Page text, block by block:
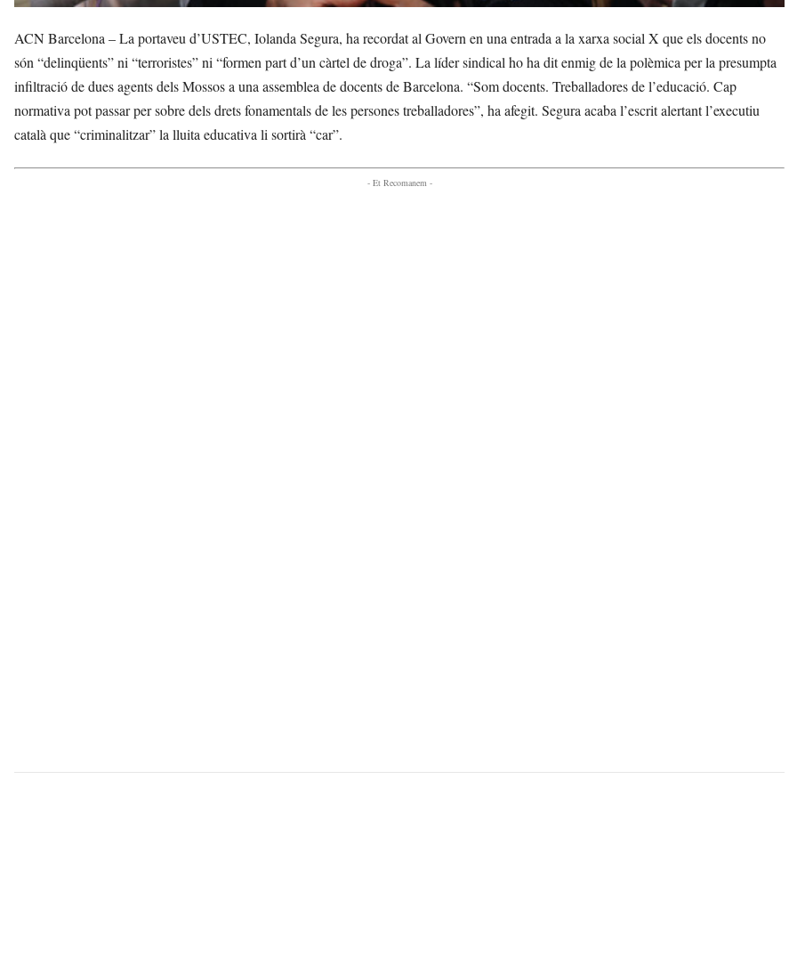
ACN Barcelona – La portaveu d’USTEC, Iolanda Segura, ha recordat al Govern en una entrada a la xarxa social X que els docents no
són “delinqüents” ni “terroristes” ni “formen part d’un càrtel de droga”. La líder sindical ho ha dit enmig de la polèmica per la presumpta
infiltració de dues agents dels Mossos a una assemblea de docents de Barcelona. “Som docents. Treballadores de l’educació. Cap
normativa pot passar per sobre dels drets fonamentals de les persones treballadores”, ha afegit. Segura acaba l’escrit alertant l’executiu
català que “criminalitzar” la lluita educativa li sortirà “car”.
- Et Recomanem -